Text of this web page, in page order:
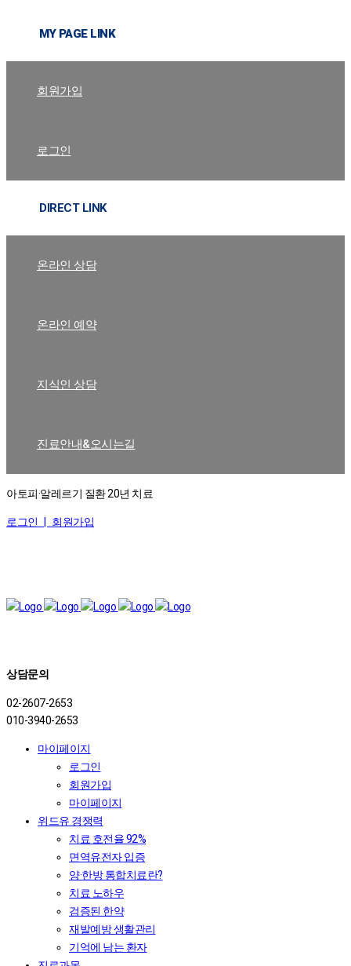
MY PAGE LINK
회원가입
로그인
DIRECT LINK
온라인 상담
온라인 예약
지식인 상담
진료안내&오시는길
아토피·알레르기 질환 20년 치료
로그인 | 회원가입
상담문의
02-2607-2653
010-3940-2653
마이페이지
로그인
회원가입
마이페이지
위드유 경쟁력
치료 호전율 92%
면역유전자 입증
양·한방 통합치료란?
치료 노하우
검증된 한약
재발예방 생활관리
기억에 남는 환자